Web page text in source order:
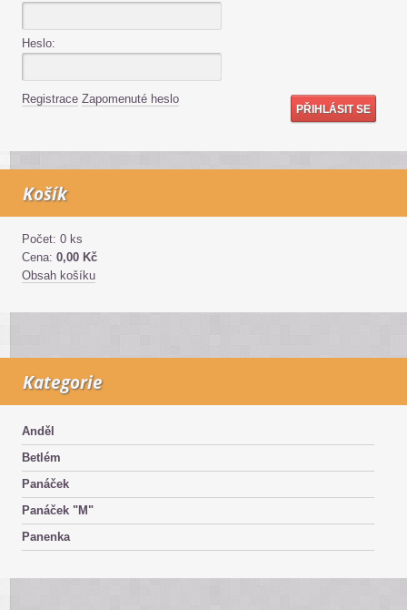
Heslo:
Registrace Zapomenuté heslo
Košík
Počet: 0 ks
Cena: 0,00 Kč
Obsah košíku
Kategorie
Anděl
Betlém
Panáček
Panáček "M"
Panenka